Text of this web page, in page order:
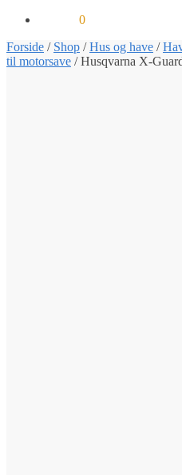
0
Forside / Shop /Hus og have /
til motorsave /Husqvarna X-